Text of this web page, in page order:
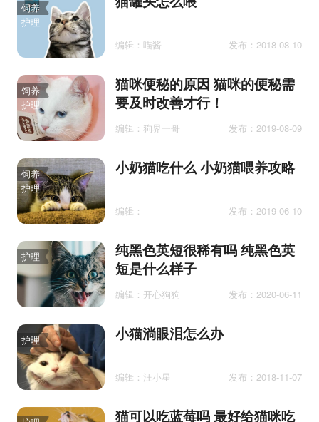
饲养
护理
编辑：喵酱 发布：2018-08-10
饲养
护理
猫咪便秘的原因 猫咪的便秘需
要及时改善才行！
编辑：狗界一哥 发布：2019-08-09
饲养
护理
小奶猫吃什么 小奶猫喂养攻略
编辑： 发布：2019-06-10
护理
纯黑色英短很稀有吗 纯黑色英
短是什么样子
编辑：开心狗狗 发布：2020-06-11
护理 小猫淌眼泪怎么办
编辑：汪小星 发布：2018-11-07
猫可以吃蓝莓吗 最好给猫咪吃